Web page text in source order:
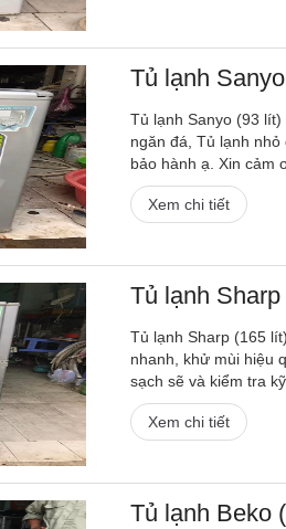
Tủ lạnh
Tủ lạnh Sanyo (93
ngăn đá, Tủ lạnh
bảo hành ạ. Xin cảm
Xem chi tiết
Tủ lạnh
Tủ lạnh Sharp (165
nhanh, khử mùi hiệu
sạch sẽ và kiểm tra
Xem chi tiết
Tủ lạnh Beko